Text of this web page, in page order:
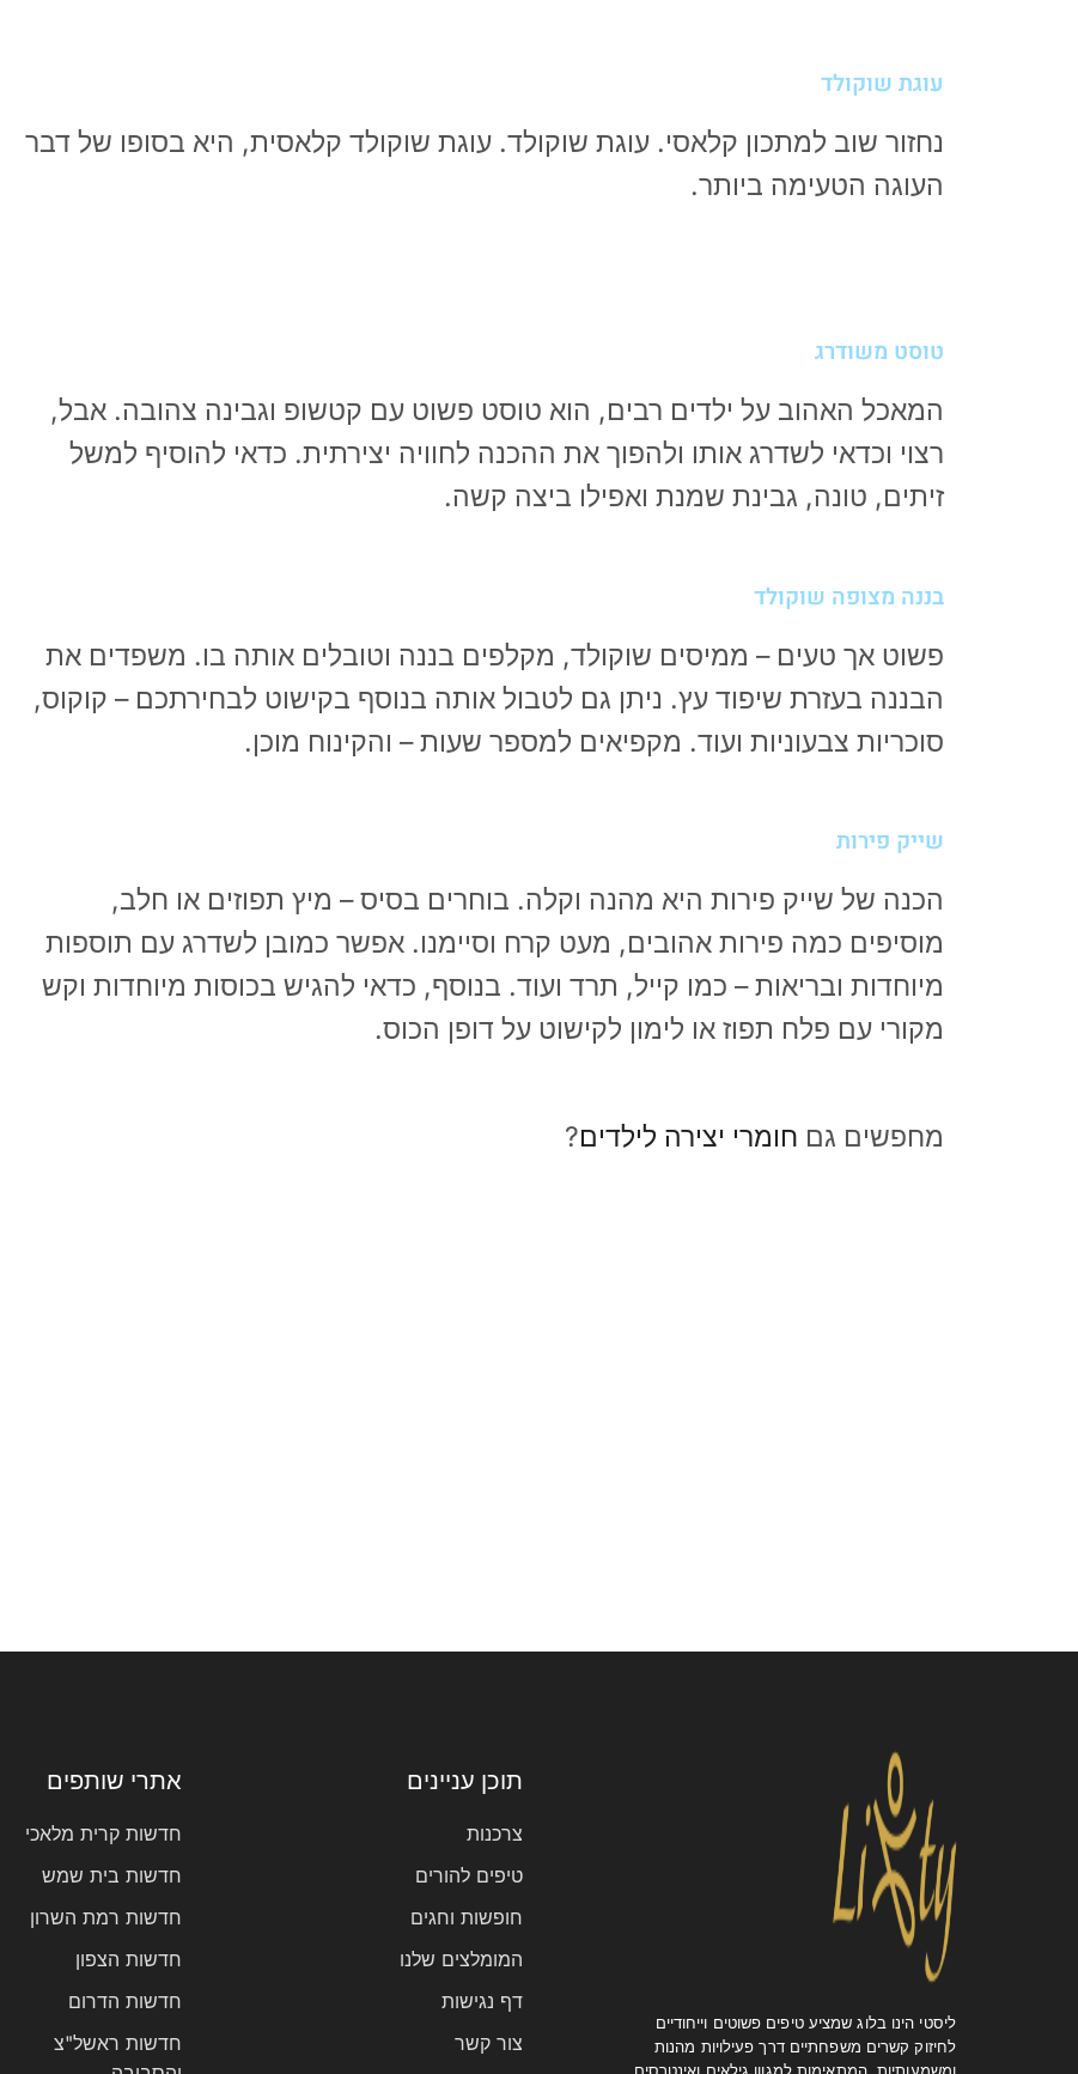
עוגת שוקולד
נחזור שוב למתכון קלאסי. עוגת שוקולד. עוגת שוקולד קלאסית, היא בסופו של דבר
העוגה הטעימה ביותר.
טוסט משודרג
המאכל האהוב על ילדים רבים, הוא טוסט פשוט עם קטשופ וגבינה צהובה. אבל,
רצוי וכדאי לשדרג אותו ולהפוך את ההכנה לחוויה יצירתית. כדאי להוסיף למשל
זיתים, טונה, גבינת שמנת ואפילו ביצה קשה.
בננה מצופה שוקולד
פשוט אך טעים – ממיסים שוקולד, מקלפים בננה וטובלים אותה בו. משפדים את
הבננה בעזרת שיפוד עץ. ניתן גם לטבול אותה בנוסף בקישוט לבחירתכם – קוקוס,
סוכריות צבעוניות ועוד. מקפיאים למספר שעות – והקינוח מוכן.
שייק פירות
הכנה של שייק פירות היא מהנה וקלה. בוחרים בסיס – מיץ תפוזים או חלב,
מוסיפים כמה פירות אהובים, מעט קרח וסיימנו. אפשר כמובן לשדרג עם תוספות
מיוחדות ובריאות – כמו קייל, תרד ועוד. בנוסף, כדאי להגיש בכוסות מיוחדות וקש
מקורי עם פלח תפוז או לימון לקישוט על דופן הכוס.
מחפשים גם חומרי יצירה לילדים?
ליסטי הינו בלוג שמציע טיפים פשוטים וייחודיים
לחיזוק קשרים משפחתיים דרך פעילויות מהנות
תוכן עניינים
צרכנות
טיפים להורים
חופשות וחגים
המומלצים שלנו
דף נגישות
צור קשר
אתרי שותפים
חדשות קרית מלאכי
חדשות בית שמש
חדשות רמת השרון
חדשות הצפון
חדשות הדרום
חדשות ראשל"צ